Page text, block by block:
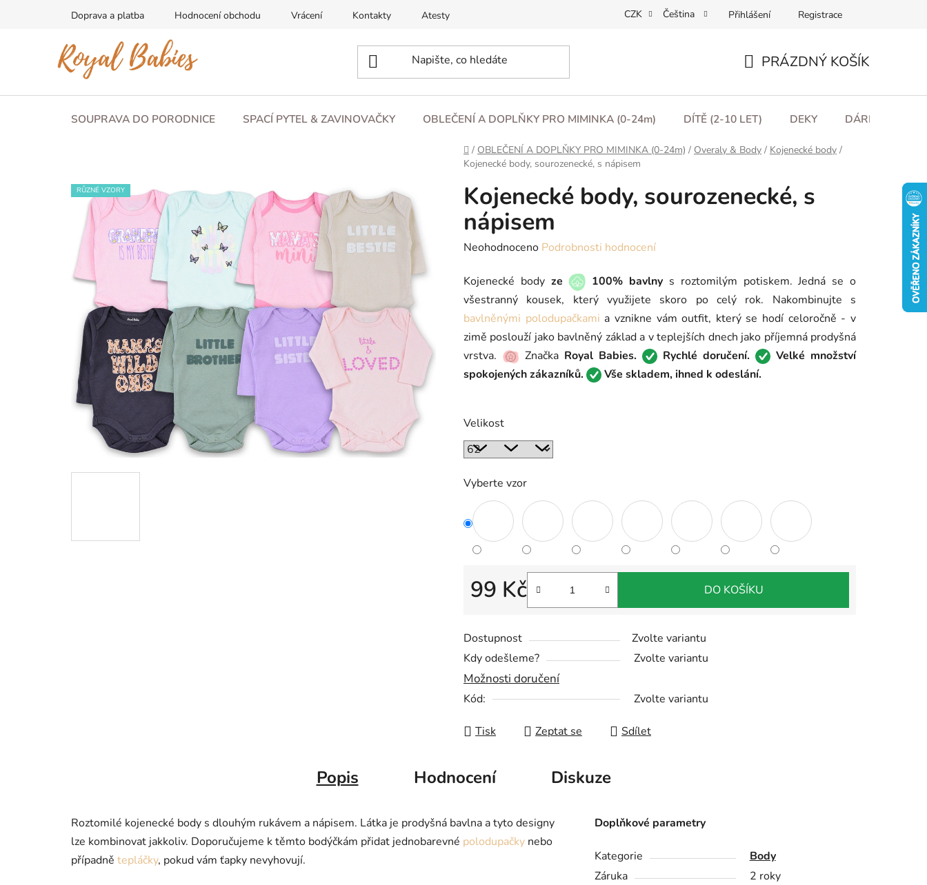
Doprava a platba Hodnocení obchodu Vrácení Kontakty Atesty Obchodní podmínky Podmínky ochrany osobních údajů
CZK Čeština Přihlášení Registrace
KOŠÍK
PRÁZDNÝ KOŠÍK
SOUPRAVA DO PORODNICE SPACÍ PYTEL & ZAVINOVAČKY OBLEČENÍ A DOPLŇKY PRO MIMINKA (0-24m) DÍTĚ (2-10 LET) DEKY DÁRKOVÉ
Domů
/ OBLEČENÍ A DOPLŇKY PRO MIMINKA (0-24m) / Overaly & Body / Kojenecké body /
Kojenecké body, sourozenecké, s nápisem
Kojenecké body, sourozenecké, s
nápisem
Průměrné
produktu
je
0,0
z
5
hvězdiček.
Neohodnoceno Podrobnosti hodnocení
Kojenecké bodyze 100% bavlny s roztomilým potiskem. Jedná se o
všestranný kousek, který využijete skoro po celý rok. Nakombinujte s
bavlněnými polodupačkami a vznikne vám outfit, který se hodí celoročně - v
zimě poslouží jako bavlněný základ a v teplejších dnech jako příjemná prodyšná
vrstva.
Značka Royal Babies. Rychlé doručení.
Velké množství
spokojených zákazníků.
Vše skladem, ihned k odeslání.
Velikost
Vyberte vzor
Dostupnost
Zvolte variantu
Kdy odešleme?
Zvolte variantu
Možnosti doručení
Kód: Zvolte variantu
99 Kč
Měrná cena:
DO KOŠÍKU
Tisk Zeptat se Sdílet
RŮZNÉ VZORY
Popis Hodnocení Diskuze
Roztomilé kojenecké body s dlouhým rukávem a nápisem. Látka je prodyšná bavlna a tyto designy
lze kombinovat jakkoliv. Doporučujeme k těmto bodýčkám přidat jednobarevné polodupačky nebo
případně tepláčky, pokud vám ťapky nevyhovují.
Doplňkové parametry
Kategorie
Body
Záruka
2 roky